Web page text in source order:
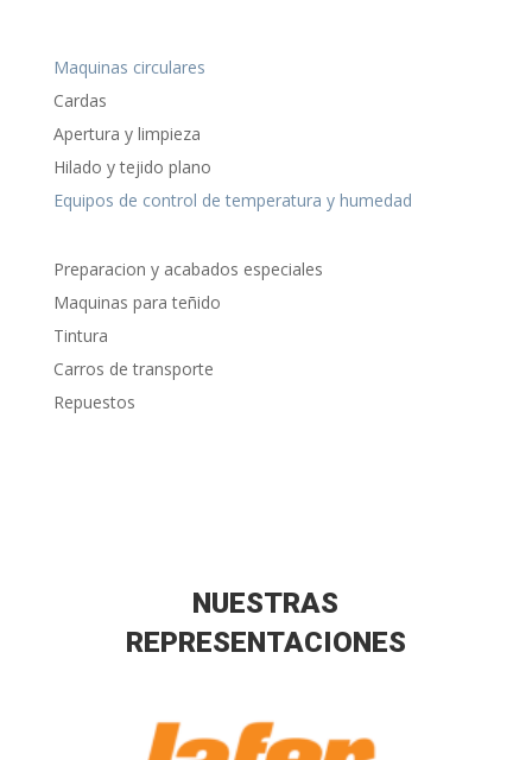
Maquinas circulares
Cardas
Apertura y limpieza
Hilado y tejido plano
Equipos de control de temperatura y humedad
Preparacion y acabados especiales
Maquinas para teñido
Tintura
Carros de transporte
Repuestos
NUESTRAS
REPRESENTACIONES